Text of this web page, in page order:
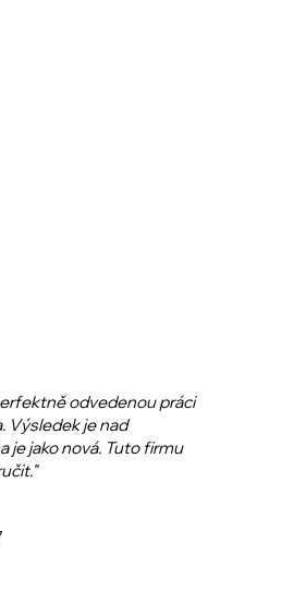
odvedenou práci
Výsledek je nad
je jako nová. Tuto firmu